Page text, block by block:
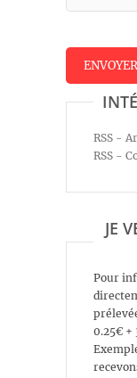
RSS -
RSS -
JE
Pour
0.25€ +